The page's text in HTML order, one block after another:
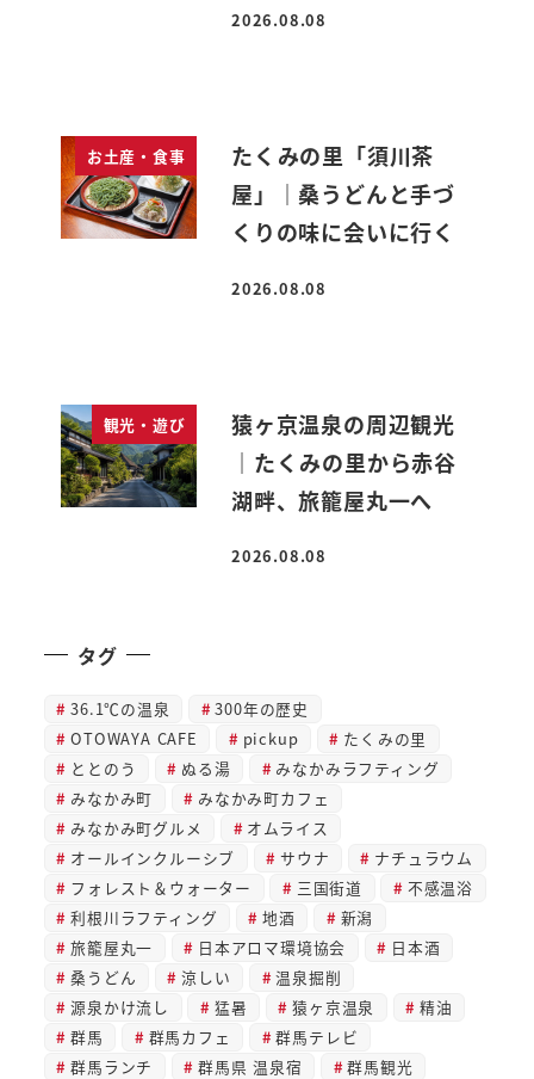
投稿日
2026.08.08
お土産・食事
たくみの里「須川茶
屋」｜桑うどんと手づ
くりの味に会いに行く
投稿日
2026.08.08
観光・遊び
猿ヶ京温泉の周辺観光
｜たくみの里から赤谷
湖畔、旅籠屋丸一へ
投稿日
2026.08.08
タグ
36.1℃の温泉
300年の歴史
OTOWAYA CAFE
pickup
たくみの里
ととのう
ぬる湯
みなかみラフティング
みなかみ町
みなかみ町カフェ
みなかみ町グルメ
オムライス
オールインクルーシブ
サウナ
ナチュラウム
フォレスト＆ウォーター
三国街道
不感温浴
利根川ラフティング
地酒
新潟
旅籠屋丸一
日本アロマ環境協会
日本酒
桑うどん
涼しい
温泉掘削
源泉かけ流し
猛暑 猿ヶ京温泉
精油
群馬
群馬カフェ
群馬テレビ
群馬ランチ
群馬県 温泉宿
群馬観光